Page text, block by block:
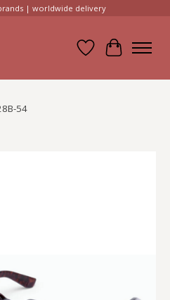
| worldwide delivery
Verlanglijst
54